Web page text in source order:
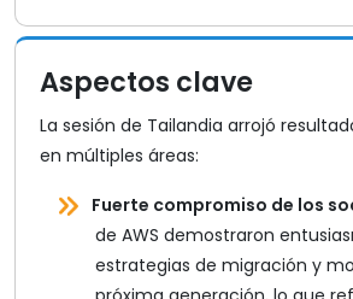
Aspectos clave
La sesión de Tailandia arrojó
en múltiples áreas:
Fuerte compromiso de los
de AWS demostraron
estrategias de migración y